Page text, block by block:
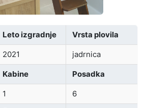
Leto izgradnje Vrsta plovila
2021 jadrnica
Kabine Posadka
1 6